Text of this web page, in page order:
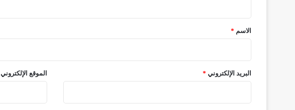
*الاسم *
البريد الإلكتروني * الموقع الإلكتروني